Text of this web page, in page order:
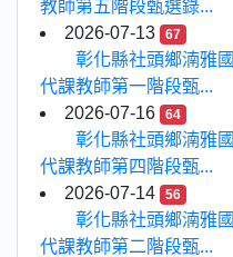
教師第五階段甄選錄...
2026-07-13
67
彰化縣社頭鄉湳雅
代課教師第一階段甄...
2026-07-16
64
彰化縣社頭鄉湳雅
代課教師第四階段甄...
2026-07-14
56
彰化縣社頭鄉湳雅
代課教師第二階段甄...